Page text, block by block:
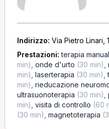
Indirizzo: Via Pietro Linari,
Prestazioni:terapia
min) onde d'urto (30 min)
min) laserterapia (30 min) ,
min) rieducazione
ultrasuonoterapia (30 min)
min) visita di controllo (60
(30 min) magnetoterapia